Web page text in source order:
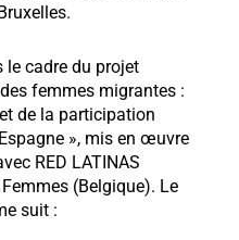
le cadre du projet
femmes migrantes :
de la participation
», mis en œuvre
RED LATINAS
(Belgique). Le
suit :